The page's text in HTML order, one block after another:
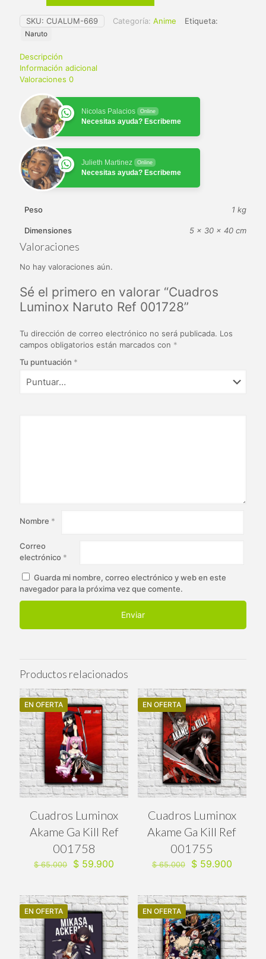
SKU: CUALUM-669 Categoría: Anime Etiqueta:
Naruto
Descripción
Información adicional
Valoraciones 0
Nicolas Palacios Online
Necesitas ayuda? Escribeme
Julieth Martinez Online
Necesitas ayuda? Escribeme
Peso 1 kg
Dimensiones 5 × 30 × 40 cm
Valoraciones
No hay valoraciones aún.
Sé el primero en valorar “Cuadros
Luminox Naruto Ref 001728”
Tu dirección de correo electrónico no será publicada. Los
campos obligatorios están marcados con *
Tu puntuación *
Nombre *
Correo
electrónico *
Guarda mi nombre, correo electrónico y web en este
navegador para la próxima vez que comente.
Productos relacionados
EN OFERTA
Cuadros Luminox
Akame Ga Kill Ref
001758
$65.000
El
era:
$ 65.000.
$ 59.900
es:
$ 59.900.
EN OFERTA
Cuadros Luminox
Akame Ga Kill Ref
001755
$65.000
El
era:
$ 65.000.
$59.900El
es:
$
EN OFERTA EN OFERTA